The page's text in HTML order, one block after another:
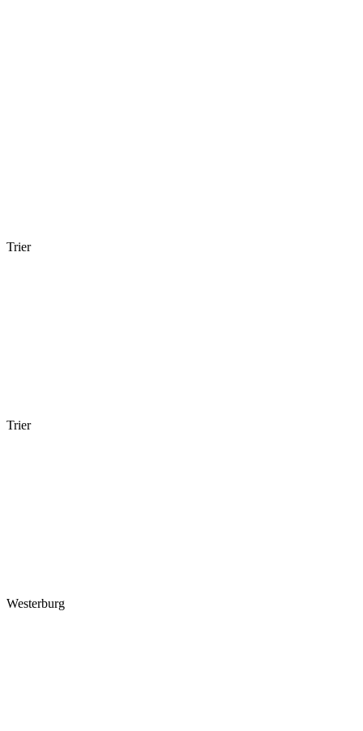
Trier
Trier
Westerburg